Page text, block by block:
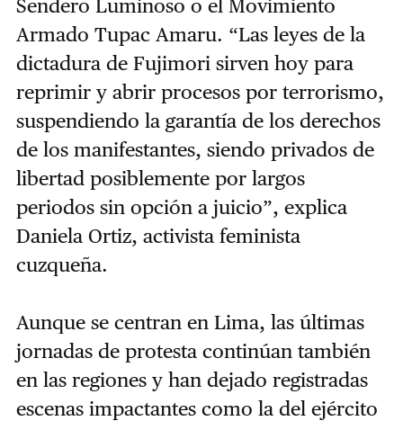
Sendero Luminoso o el Movimiento
Armado Tupac Amaru. “Las leyes de la
dictadura de Fujimori sirven hoy para
reprimir y abrir procesos por terrorismo,
suspendiendo la garantía de los derechos
de los manifestantes, siendo privados de
libertad posiblemente por largos
periodos sin opción a juicio”, explica
Daniela Ortiz, activista feminista
cuzqueña.
Aunque se centran en Lima, las últimas
jornadas de protesta continúan también
en las regiones y han dejado registradas
escenas impactantes como la del ejército